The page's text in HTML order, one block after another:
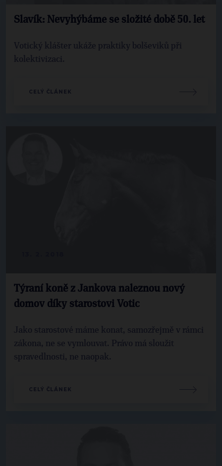
Slavík: Nevyhýbáme se složité době 50. let
Votický klášter ukáže praktiky bolševiků při
kolektivizaci.
CELÝ ČLÁNEK
Týraní koně z Jankova naleznou nový
domov díky starostovi Votic
Jako starostové máme konat, samozřejmě v rámci
zákona, ne se vymlouvat. Právo má sloužit
spravedlnosti, ne naopak.
CELÝ ČLÁNEK